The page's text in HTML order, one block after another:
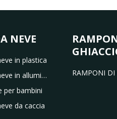
NEVE
in plastica
Racchette da neve in alluminio
per bambini
da caccia
RAMPONI DI